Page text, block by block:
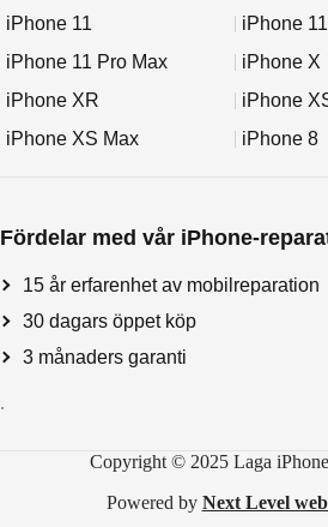
iPhone 11
iPhone
iPhone 11 Pro Max
iPhone X
iPhone XR
iPhone
iPhone XS Max
iPhone 8
Fördelar med vår iPhone-
15 år erfarenhet av mobilreparation
30 dagars öppet köp
3 månaders garanti
.
Copyright © 2025 Laga
Powered by Next Level